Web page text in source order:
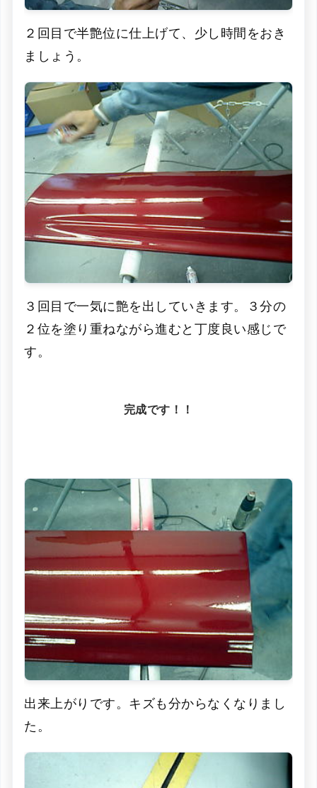
２回目で半艶位に仕上げて、少し時間をおき
ましょう。
３回目で一気に艶を出していきます。３分の
２位を塗り重ねながら進むと丁度良い感じで
す。
完成です！！
出来上がりです。キズも分からなくなりまし
た。